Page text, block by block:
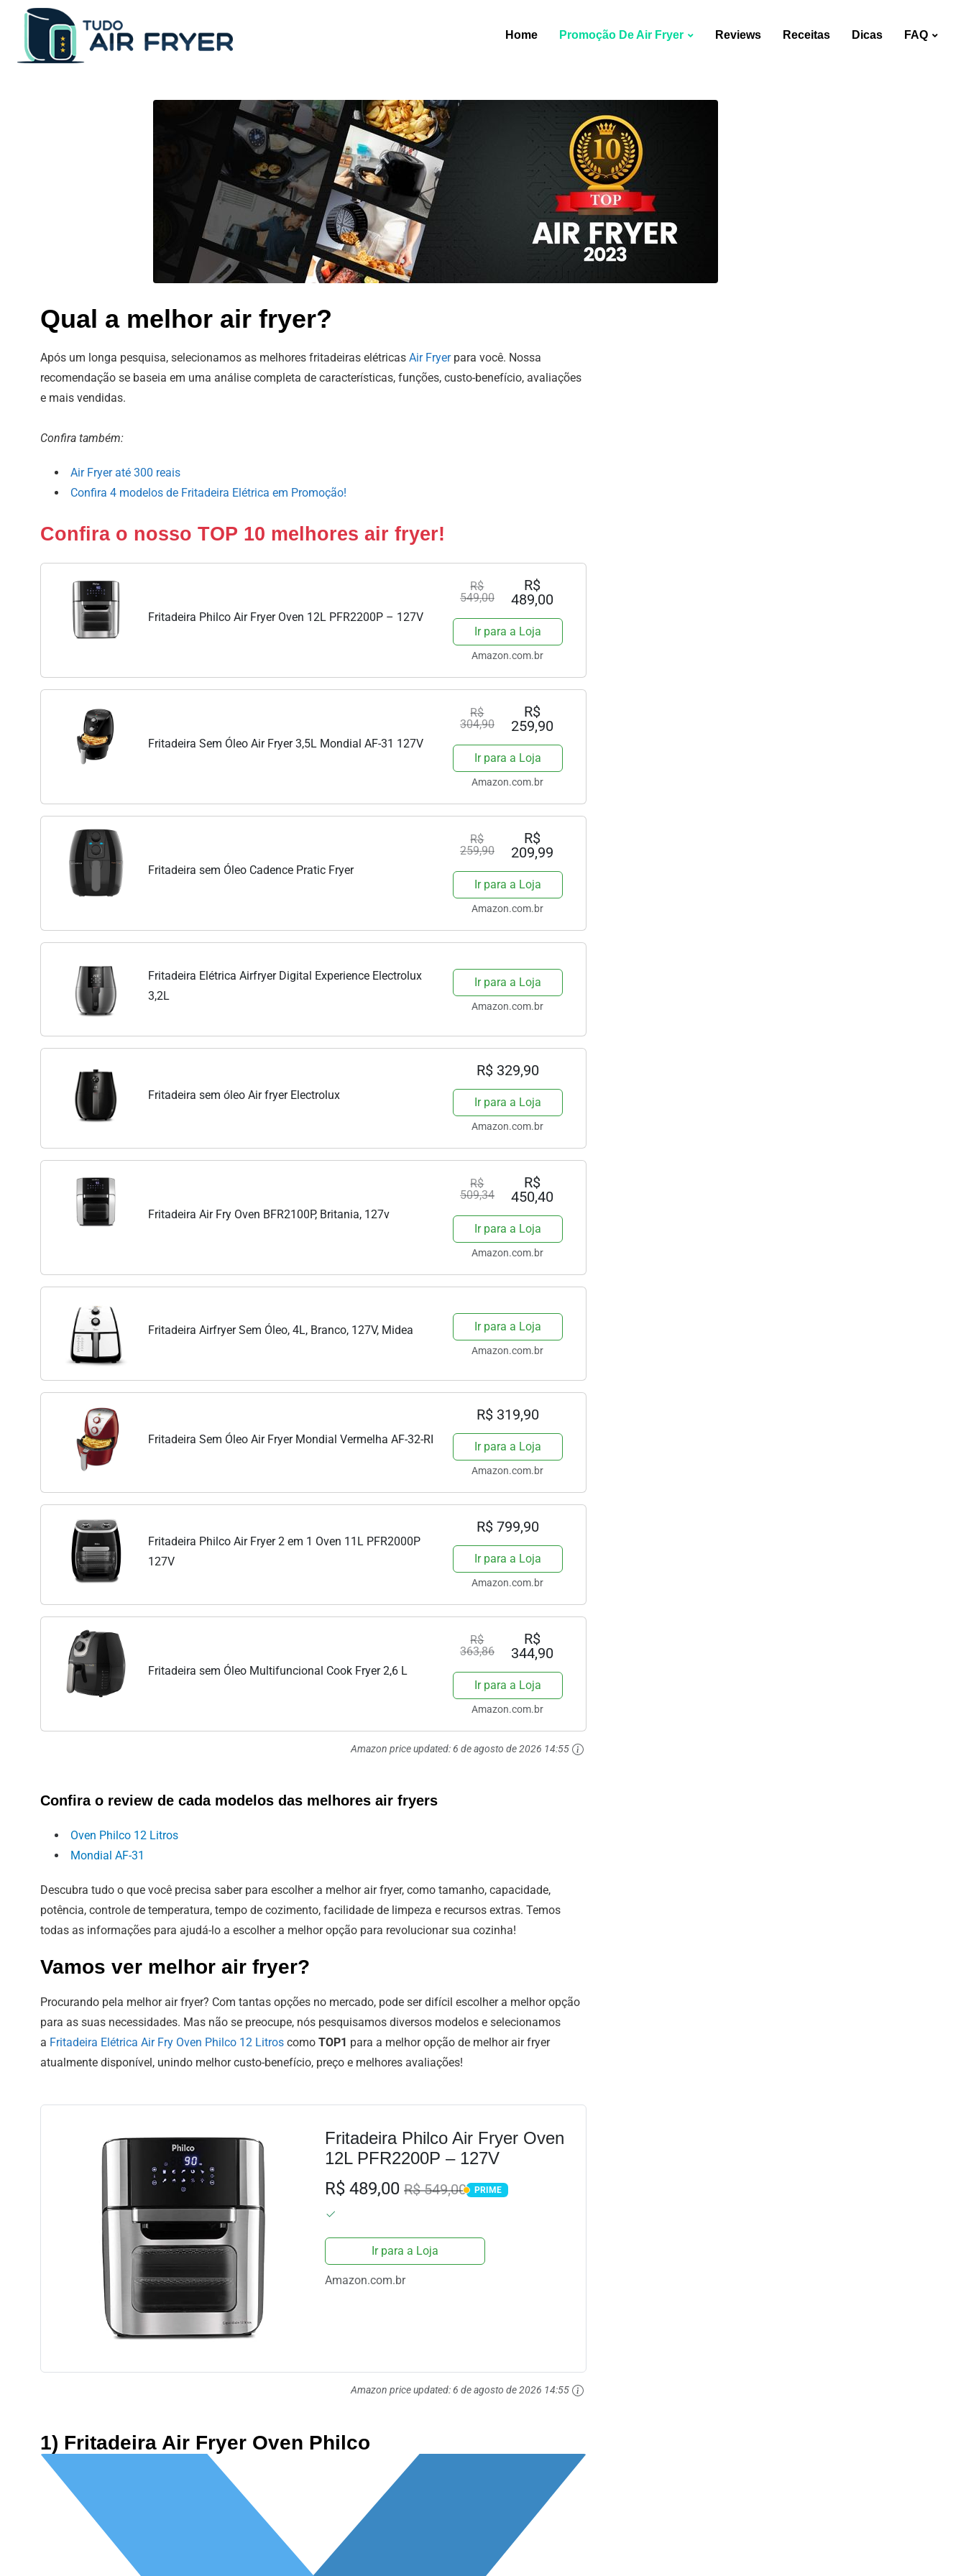
Home Promoção De Air Fryer Reviews Receitas Dicas FAQ
Qual a melhor air fryer?
Após um longa pesquisa, selecionamos as melhores fritadeiras elétricas Air Fryerpara você. Nossa
recomendação se baseia em uma análise completa de características, funções, custo-benefício, avaliações
e mais vendidas.
Confira também:
Air Fryer até 300 reais
Confira 4 modelos de Fritadeira Elétrica em Promoção!
Confira o nosso TOP 10 melhores air fryer!
Fritadeira Philco Air Fryer Oven 12L PFR2200P – 127V
R$
549,00
R$
489,00
Ir para a Loja
Amazon.com.br
Fritadeira Sem Óleo Air Fryer 3,5L Mondial AF-31 127V
R$
304,90
R$
259,90
Ir para a Loja
Amazon.com.br
Fritadeira sem Óleo Cadence Pratic Fryer
R$
259,90
R$
209,99
Ir para a Loja
Amazon.com.br
Fritadeira Elétrica Airfryer Digital Experience Electrolux
3,2L
Ir para a Loja
Amazon.com.br
Fritadeira sem óleo Air fryer Electrolux
R$ 329,90
Ir para a Loja
Amazon.com.br
Fritadeira Air Fry Oven BFR2100P, Britania, 127v
R$
509,34
R$
450,40
Ir para a Loja
Amazon.com.br
Fritadeira Airfryer Sem Óleo, 4L, Branco, 127V, Midea Ir para a Loja
Amazon.com.br
Fritadeira Sem Óleo Air Fryer Mondial Vermelha AF-32-RI
R$ 319,90
Ir para a Loja
Amazon.com.br
Fritadeira Philco Air Fryer 2 em 1 Oven 11L PFR2000P
127V
R$ 799,90
Ir para a Loja
Amazon.com.br
Fritadeira sem Óleo Multifuncional Cook Fryer 2,6 L
R$
363,86
R$
344,90
Ir para a Loja
Amazon.com.br
Amazon price updated:6 de agosto de 2026 14:55
Confira o review de cada modelos das melhores air fryers
Oven Philco 12 Litros
Mondial AF-31
Descubra tudo o que você precisa saber para escolher a melhor air fryer, como tamanho, capacidade,
potência, controle de temperatura, tempo de cozimento, facilidade de limpeza e recursos extras. Temos
todas as informações para ajudá-lo a escolher a melhor opção para revolucionar sua cozinha!
Vamos ver melhor air fryer?
Procurando pela melhor air fryer? Com tantas opções no mercado, pode ser difícil escolher a melhor opção
para as suas necessidades. Mas não se preocupe, nós pesquisamos diversos modelos e selecionamos
a Fritadeira Elétrica Air Fry Oven Philco 12 Litros como TOP1 para a melhor opção de melhor air fryer
atualmente disponível, unindo melhor custo-benefício, preço e melhores avaliações!
Fritadeira Philco Air Fryer Oven
12L PFR2200P – 127V
R$ 489,00 R$ 549,00 PRIME
PRIME
Ir para a Loja
Amazon.com.br
Amazon price updated:6 de agosto de 2026 14:55
1) Fritadeira Air Fryer Oven Philco